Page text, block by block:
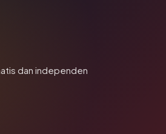
dan independen